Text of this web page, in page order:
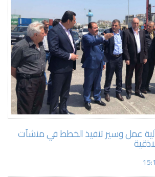
آلية عمل وسير تنفيذ الخطط في منشآت